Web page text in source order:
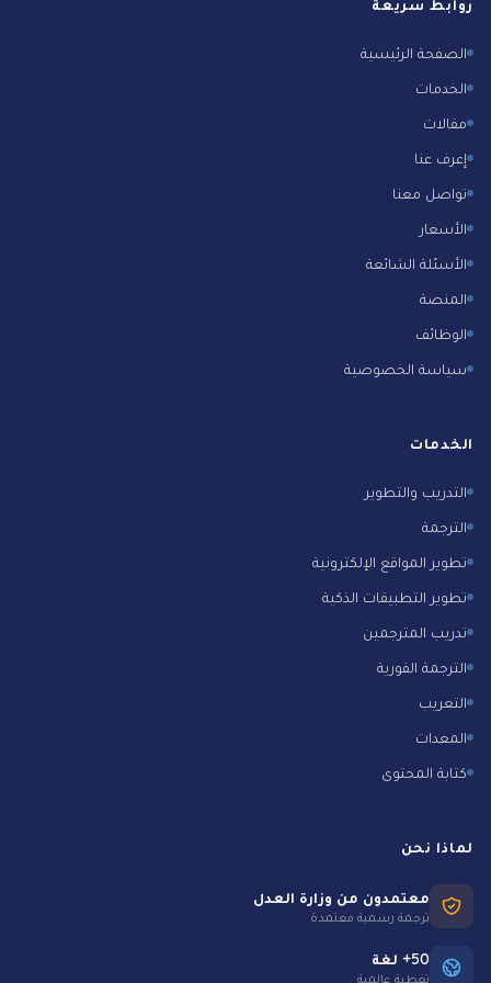
الصفحة الرئيسية
الخدمات
مقالات
إعرف عنا
تواصل معنا
الأسعار
الأسئلة الشائعة
المنصة
الوظائف
سياسة الخصوصية
الخدمات
التدريب والتطوير
الترجمة
تطوير المواقع الإلكترونية
تطوير التطبيقات الذكية
تدريب المترجمين
الترجمة الفورية
التعريب
المعدات
كتابة المحتوى
لماذا نحن
معتمدون من وزارة العدل
ترجمة رسمية معتمدة
50+ لغة
تغطية عالمية